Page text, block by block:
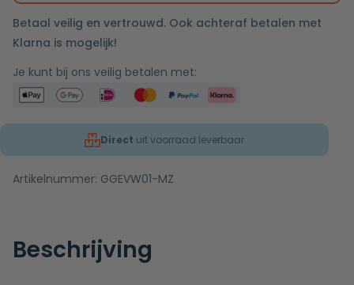
Betaal veilig en vertrouwd. Ook achteraf betalen met
Klarna is mogelijk!
Je kunt bij ons veilig betalen met:
Direct uit voorraad leverbaar
Artikelnummer: GGEVW01-MZ
Beschrijving